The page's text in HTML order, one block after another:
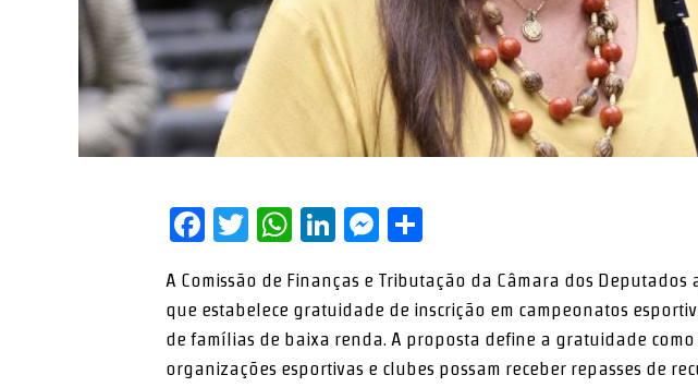
Facebook
Twitter
WhatsApp
LinkedIn
Messenger
A Comissão de Finanças e Tributação da Câmara dos Deputados
que estabelece gratuidade de inscrição em campeonatos
de famílias de baixa renda. A proposta define a gratuidade
organizações esportivas e clubes possam receber repasses de